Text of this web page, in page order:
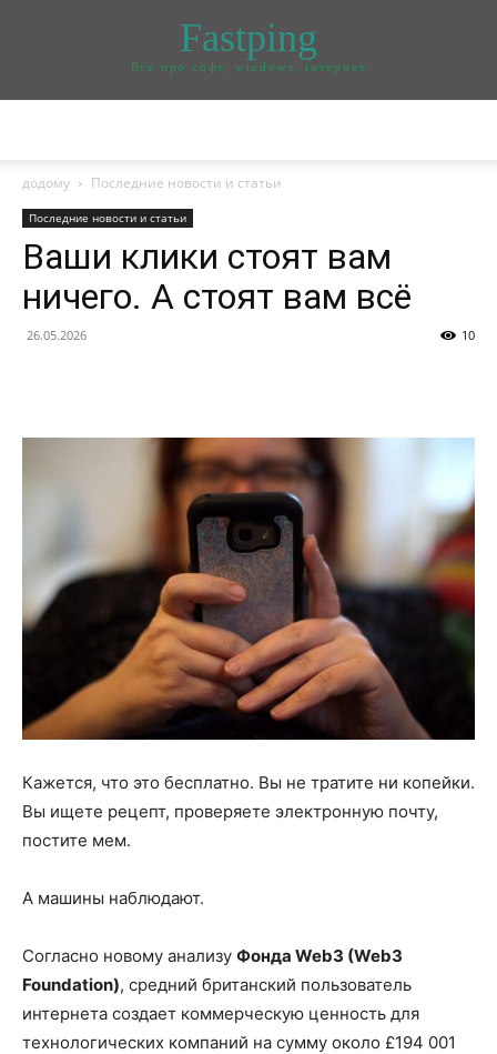
Fastping
Все про софт, windows, інтернет
додому Последние новости и статьи
Последние новости и статьи
Ваши клики стоят вам
ничего. А стоят вам всё
26.05.2026 10
Кажется, что это бесплатно. Вы не тратите ни копейки.
Вы ищете рецепт, проверяете электронную почту,
постите мем.
А машины наблюдают.
Согласно новому анализу Фонда Web3 (Web3
Foundation), средний британский пользователь
интернета создает коммерческую ценность для
технологических компаний на сумму около £194 001